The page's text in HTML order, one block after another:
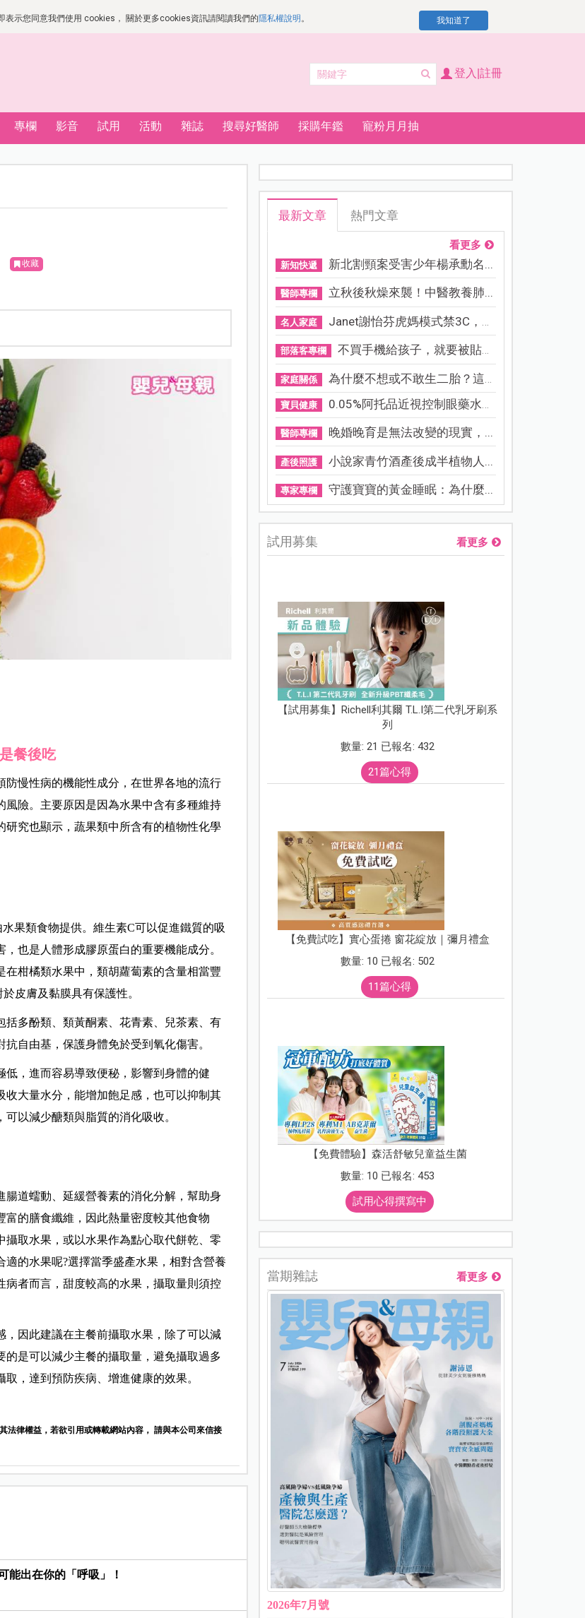
示您同意我們使用 cookies， 關於更多cookies資訊請閱讀我們的隱私權說明 。 我知道了
登入|註冊
專欄 影音 試用 活動 雜誌 搜尋好醫師 採購年鑑 寵粉月月抽
收藏
餐後吃
慢性病的機能性成分，在世界各地的流行
險。主要原因是因為水果中含有多種維持
研究也顯示，蔬果類中所含有的植物性化學
果類食物提供。維生素C可以促進鐵質的吸
也是人體形成膠原蛋白的重要機能成分。
柑橘類水果中，類胡蘿蔔素的含量相當豐
皮膚及黏膜具有保護性。
多酚類、類黃酮素、花青素、兒茶素、有
自由基，保護身體免於受到氧化傷害。
，進而容易導致便秘，影響到身體的健
大量水分，能增加飽足感，也可以抑制其
以減少醣類與脂質的消化吸收。
腸道蠕動、延緩營養素的消化分解，幫助身
的膳食纖維，因此熱量密度較其他食物
取水果，或以水果作為點心取代餅乾、零
的水果呢?選擇當季盛產水果，相對含營養
者而言，甜度較高的水果，攝取量則須控
因此建議在主餐前攝取水果，除了可以減
是可以減少主餐的攝取量，避免攝取過多
，達到預防疾病、增進健康的效果。
法律權益，若欲引用或轉載網站內容， 請與本公司來信接
能出在你的「呼吸」！
最新文章 熱門文章
看更多
新知快遞 新北割頸案受害少年楊承勳名...
醫師專欄 立秋後秋燥來襲！中醫教養肺...
名人家庭 Janet謝怡芬虎媽模式禁3C，看...
部落客專欄 不買手機給孩子，就要被貼「...
家庭關係 為什麼不想或不敢生二胎？這8...
寶貝健康 0.05%阿托品近視控制眼藥水納...
醫師專欄 晚婚晚育是無法改變的現實，...
產後照護 小說家青竹酒產後成半植物人...
專家專欄 守護寶寶的黃金睡眠：為什麼...
試用募集 看更多
【試用募集】Richell利其爾 T.L.I第二代乳牙刷系
列
數量: 21 已報名: 432
21篇心得
【免費試吃】實心蛋捲 窗花綻放｜彌月禮盒
數量: 10 已報名: 502
11篇心得
【免費體驗】森活舒敏兒童益生菌
數量: 10 已報名: 453
試用心得撰寫中
當期雜誌 看更多
2026年7月號